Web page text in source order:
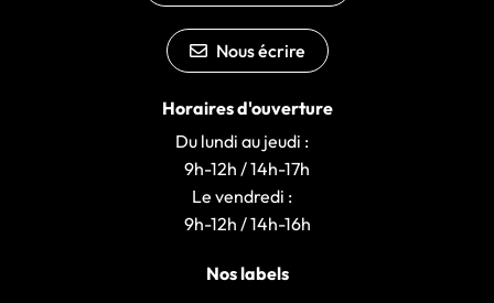
Nous écrire
Horaires d'ouverture
Du lundi au jeudi :
9h-12h / 14h-17h
Le vendredi :
9h-12h / 14h-16h
Nos labels